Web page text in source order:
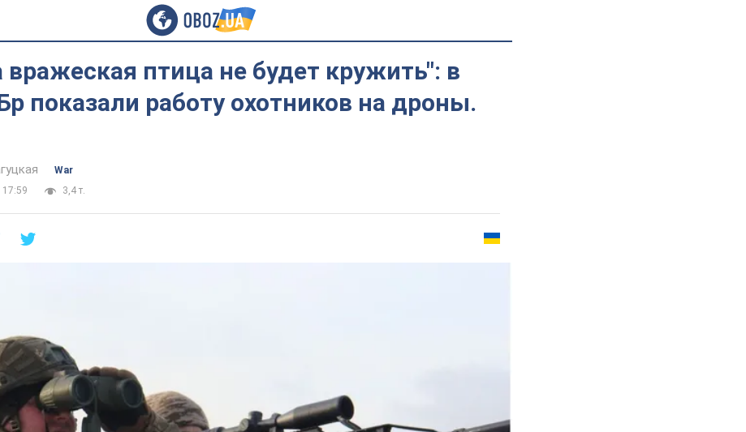
вражеская птица не будет кружить": в
показали работу охотников на дроны.
War
17:59
3,4 т.